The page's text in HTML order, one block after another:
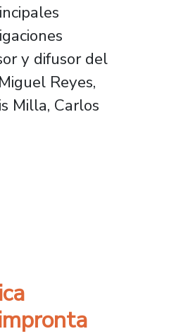
y difusor del
Reyes,
Milla, Carlos